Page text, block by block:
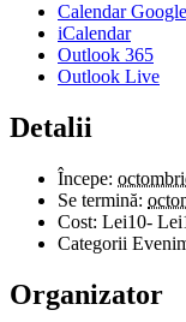
Calendar Google
iCalendar
Outlook 365
Outlook Live
Detalii
Începe:
Se termină:
Cost: Lei10-
Categorii
Organizator